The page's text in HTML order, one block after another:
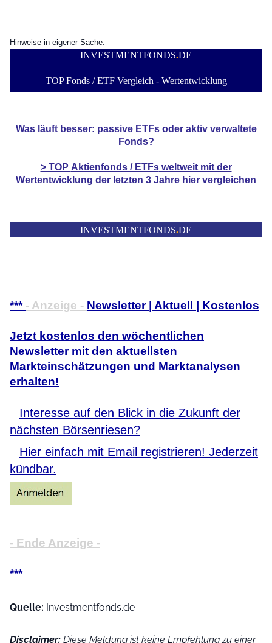
Hinweise in eigener Sache:
INVESTMENTFONDS.DE
TOP Fonds / ETF Vergleich - Wertentwicklung
Was läuft besser: passive ETFs oder aktiv verwaltete
Fonds?
> TOP Aktienfonds / ETFsweltweit mit der
Wertentwicklung der letzten 3 Jahre hier vergleichen
INVESTMENTFONDS.DE
*** - Anzeige - Newsletter | Aktuell | Kostenlos
Jetzt kostenlos den wöchentlichen
Newsletter mit den aktuellsten
Markteinschätzungen und Marktanalysen
erhalten!
Interesse auf den Blick in die Zukunft der
nächsten Börsenriesen?
Hier einfach mit Email registrieren! Jederzeit
kündbar.
- Ende Anzeige -
***
Quelle: Investmentfonds.de
Disclaimer: Diese Meldung ist keine Empfehlung zu einer